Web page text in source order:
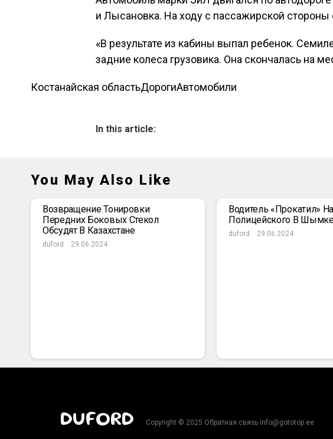
и Лысановка. На ходу с пассажирской
«В результате из кабины выпал ребенок.
задние колеса грузовика. Она скончалась на
Костанайская областьДорогиАвтомобили
In this article:
You May Also Like
Возвращение Тонировки
Передних Боковых Стекол
Обсудят В Казахстане
duford 29.06.2024
Водитель «прокатил»
Полицейского В
duford 29.06.2024
DUFORD Copyright © 2025 Обратная связь info@gototop.ee